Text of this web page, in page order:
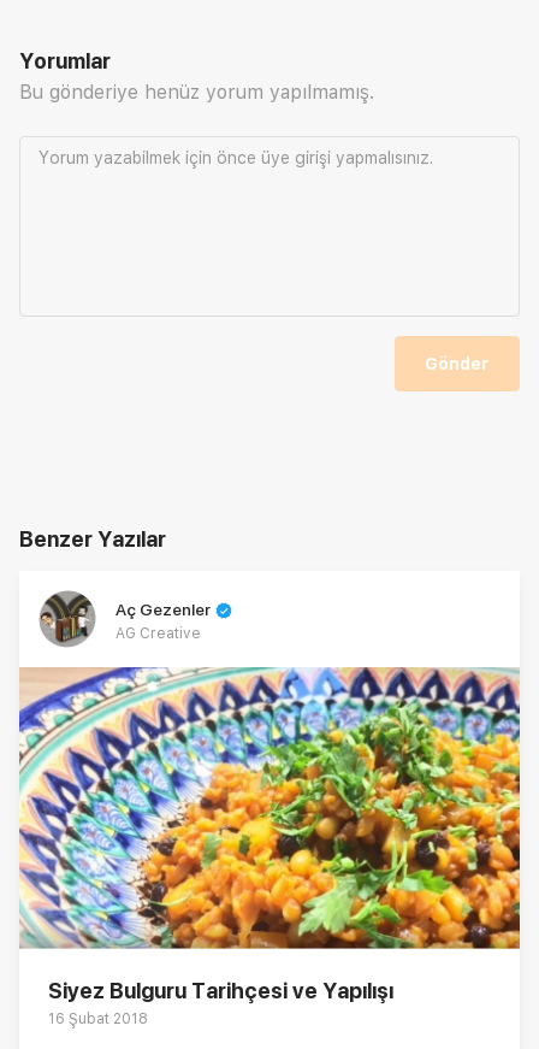
Yorumlar
Bu gönderiye henüz yorum yapılmamış.
Yorum yazabilmek için önce üye girişi yapmalısınız.
Gönder
Benzer Yazılar
Aç Gezenler
AG Creative
Siyez Bulguru Tarihçesi ve Yapılışı
16 Şubat 2018